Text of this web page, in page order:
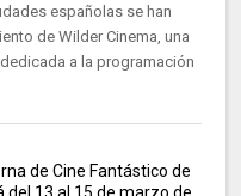
españolas se han
de Wilder Cinema, una
a la programación
de Cine Fantástico de
del 13 al 15 de marzo de